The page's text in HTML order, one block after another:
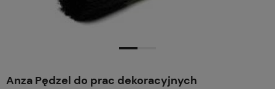
Anza Pędzel do prac dekoracyjnych